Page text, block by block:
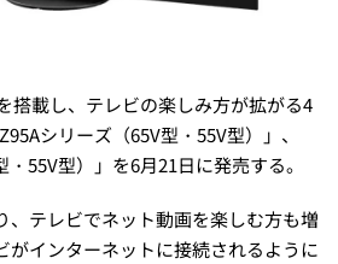
搭載し、テレビの楽しみ方が拡がる4
シリーズ（65V型・55V型）」、
・55V型）」を6月21日に発売する。
、テレビでネット動画を楽しむ方も増
がインターネットに接続されるように